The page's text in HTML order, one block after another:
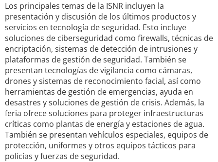
Los principales temas de la ISNR incluyen la
presentación y discusión de los últimos productos y
servicios en tecnología de seguridad. Esto incluye
soluciones de ciberseguridad como firewalls, técnicas de
encriptación, sistemas de detección de intrusiones y
plataformas de gestión de seguridad. También se
presentan tecnologías de vigilancia como cámaras,
drones y sistemas de reconocimiento facial, así como
herramientas de gestión de emergencias, ayuda en
desastres y soluciones de gestión de crisis. Además, la
feria ofrece soluciones para proteger infraestructuras
críticas como plantas de energía y estaciones de agua.
También se presentan vehículos especiales, equipos de
protección, uniformes y otros equipos tácticos para
policías y fuerzas de seguridad.